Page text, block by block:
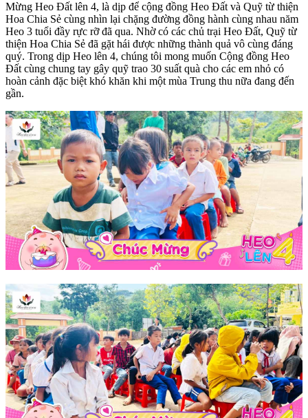
Mừng Heo Đất lên 4, là dịp để cộng đồng Heo Đất và Quỹ từ thiện
Hoa Chia Sẻ cùng nhìn lại chặng đường đồng hành cùng nhau năm
Heo 3 tuổi đầy rực rỡ đã qua. Nhờ có các chủ trại Heo Đất, Quỹ từ
thiện Hoa Chia Sẻ đã gặt hái được những thành quả vô cùng đáng
quý. Trong dịp Heo lên 4, chúng tôi mong muốn Cộng đồng Heo
Đất cùng chung tay gây quỹ trao 30 suất quà cho các em nhỏ có
hoàn cảnh đặc biệt khó khăn khi một mùa Trung thu nữa đang đến
gần.